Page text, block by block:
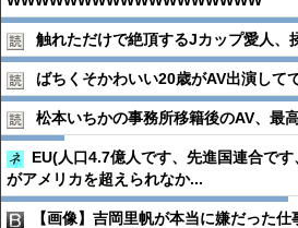
触れただけで絶頂するJカップ愛人、
ばちくそかわいい20歳がAV出演して
松本いちかの事務所移籍後のAV、最
EU(人口4.7億人です、先進国連合で
がアメリカを超えられなか...
【画像】吉岡里帆が本当に嫌だった仕